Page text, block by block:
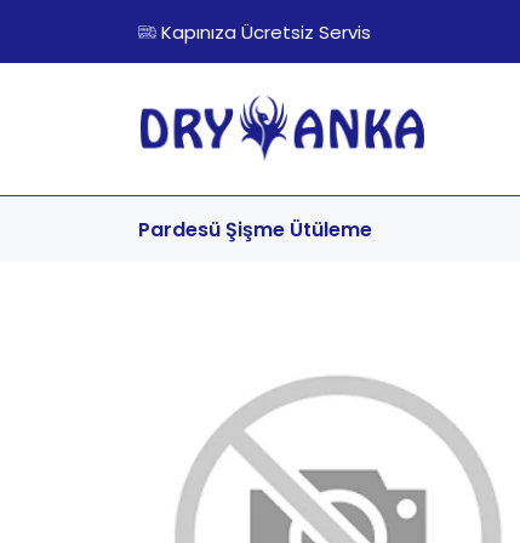
Kapınıza Ücretsiz Servis
Pardesü Şişme Ütüleme